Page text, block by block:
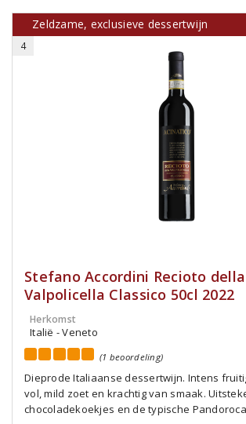
Zeldzame, exclusieve dessertwijn
4
Stefano Accordini Recioto della
Valpolicella Classico 50cl 2022
Herkomst
Italië - Veneto
(1 beoordeling)
Dieprode Italiaanse dessertwijn. Intens
vol, mild zoet en krachtig van smaak.
chocoladekoekjes en de typische